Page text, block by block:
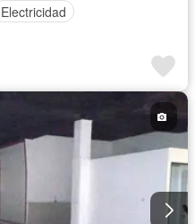
Electricidad